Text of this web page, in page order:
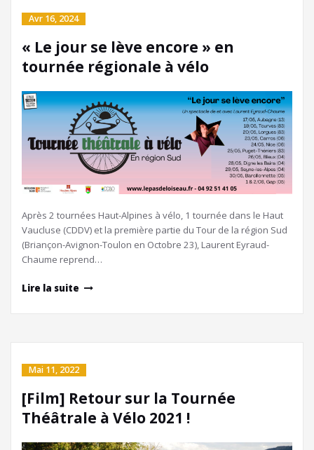
Avr 16, 2024
« Le jour se lève encore » en
tournée régionale à vélo
Après 2 tournées Haut-Alpines à vélo, 1 tournée dans le Haut
Vaucluse (CDDV) et la première partie du Tour de la région Sud
(Briançon-Avignon-Toulon en Octobre 23), Laurent Eyraud-
Chaume reprend…
Lire la suite
Mai 11, 2022
[Film] Retour sur la Tournée
Théâtrale à Vélo 2021 !